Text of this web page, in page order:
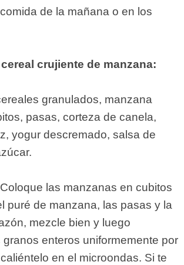
de la mañana o en los
crujiente de manzana:
granulados, manzana
pasas, corteza de canela,
yogur descremado, salsa de
las manzanas en cubitos
puré de manzana, las pasas y la
mezcle bien y luego
enteros uniformemente por
en el microondas. Si te